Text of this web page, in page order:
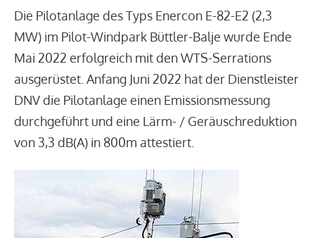
Die Pilotanlage des Typs Enercon E-82-E2 (2,3
MW) im Pilot-Windpark Büttler-Balje wurde Ende
Mai 2022 erfolgreich mit den WTS-Serrations
ausgerüstet. Anfang Juni 2022 hat der Dienstleister
DNV die Pilotanlage einen Emissionsmessung
durchgeführt und eine Lärm- / Geräuschreduktion
von 3,3 dB(A) in 800m attestiert.